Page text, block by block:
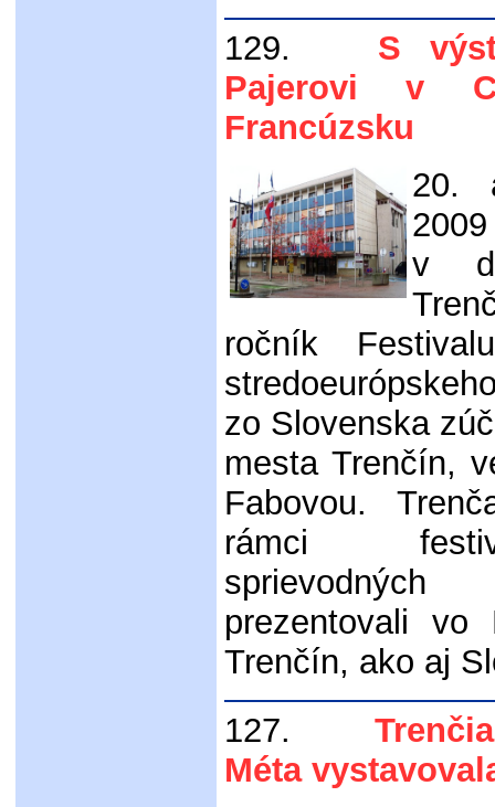
129.
S
Pajerovi v
Francúzsku
20.
v
ročník
zo Slovenska
mesta Trenčín,
Fabovou.
rámci
prezentovali vo
Trenčín, ako aj
127.
Méta